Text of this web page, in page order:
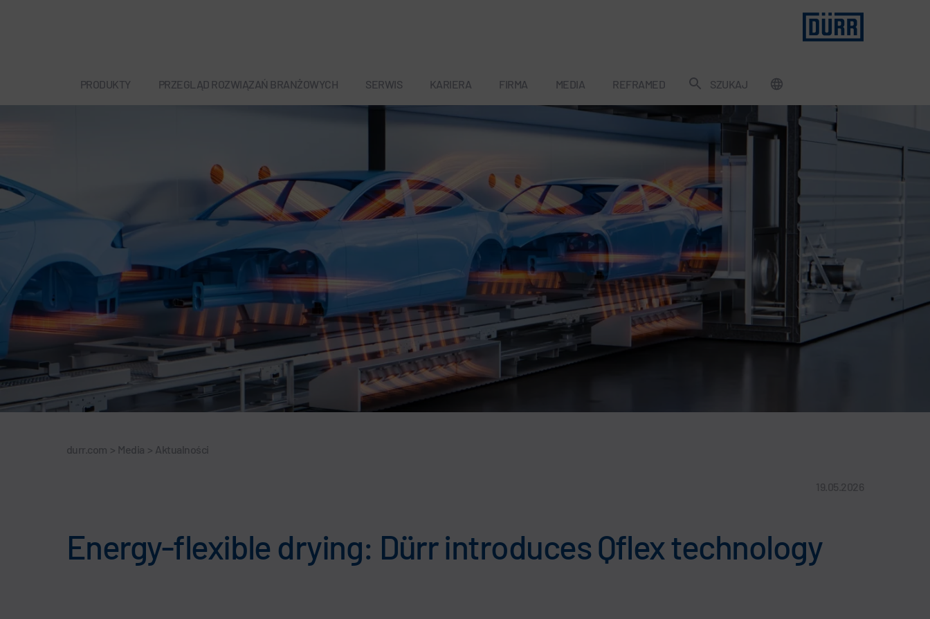
PRODUKTY PRZEGLĄD ROZWIĄZAŃ BRANŻOWYCH SERWIS KARIERA FIRMA MEDIA REFRAMED SZUKAJ
durr.com > Media > Aktualności
19.05.2026
Energy-flexible drying: Dürr introduces Qflex technology